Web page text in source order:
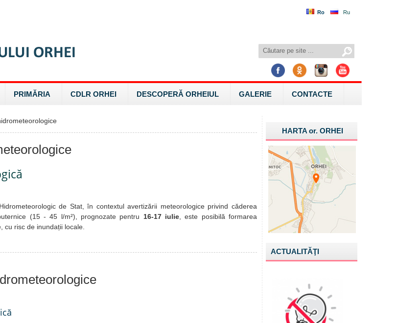
Ro Ru
PRIMĂRIA CDLR ORHEI DESCOPERĂ ORHEIUL GALERIE CONTACTE
de Stat, în contextul avertizării meteorologice privind căderea
(15 - 45 l/m²), prognozate pentru 16-17 iulie , este posibilă formarea
cu risc de inundații locale.
HARTA or.ORHEI
ACTUALITĂŢI